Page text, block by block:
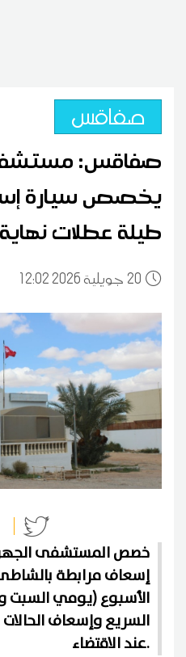
صفاقس
صفاقس:
يخصص سيارة
طيلة عطلات
20 12:02 2026 جويلية
خصص المستشفى
إسعاف مرابطة
الأسبوع (يومي السبت
السريع وإسعاف الحالات
عند الاقتضاء.